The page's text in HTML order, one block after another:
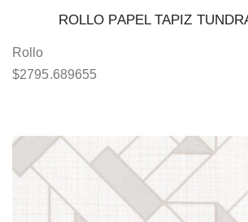
ROLLO PAPEL TAPIZ
Rollo
$2795.689655